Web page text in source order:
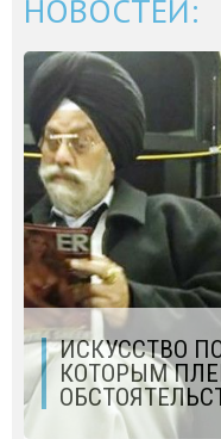
НОВОСТЕЙ:
ИСКУССТВО
КОТОРЫМ